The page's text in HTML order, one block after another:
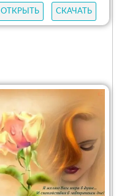
ОТКРЫТЬ СКАЧАТЬ